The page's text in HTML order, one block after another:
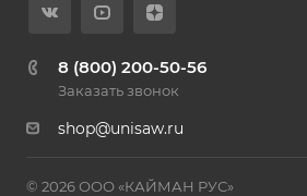
8 (800) 200-50-56
Заказать звонок
shop@unisaw.ru
© 2026 ООО «КАЙМАН РУС»